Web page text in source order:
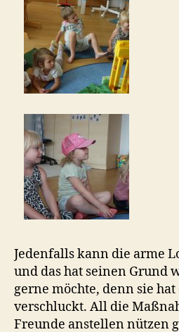
Jedenfalls kann die arme
und das hat seinen Grund
gerne möchte, denn sie
verschluckt. All die
Freunde anstellen nützen